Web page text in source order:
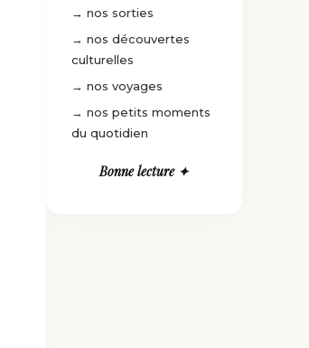
→ nos sorties
→ nos découvertes
culturelles
→ nos voyages
→ nos petits moments
du quotidien
Bonne lecture ✦